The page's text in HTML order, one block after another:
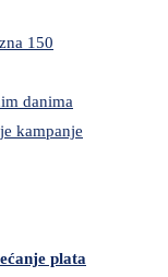
150
danima
kampanje
plata